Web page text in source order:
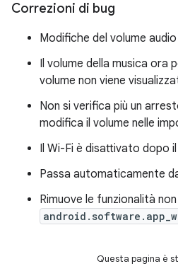
Correzioni di bug
Modifiche del volume
Il volume della musica ora
volume non viene
Non si verifica più un
modifica il volume nelle
Il Wi-Fi è disattivato dopo
Passa automaticamente
Rimuove le funzionalità
Questa pagina è